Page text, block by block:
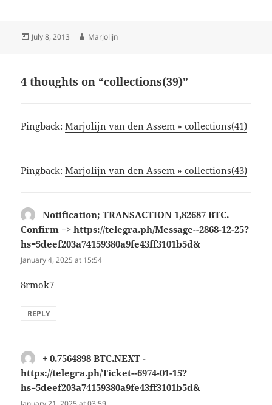
Posted
July 8, 2013 Author
Marjolijn
4 thoughts on “collections(39)”
Pingback:Marjolijn van den Assem » collections(41)
Pingback:Marjolijn van den Assem » collections(43)
Notification; TRANSACTION 1,82687 BTC.
Confirm => https://telegra.ph/Message--2868-12-25?
hs=5deef203a74159380a9fe43ff3101b5d&
January 4, 2025 at 15:54
8rmok7
REPLY
+ 0.7564898 BTC.NEXT -
https://telegra.ph/Ticket--6974-01-15?
hs=5deef203a74159380a9fe43ff3101b5d&